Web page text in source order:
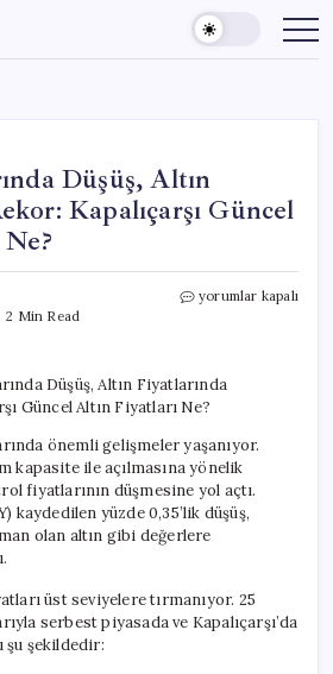
Düşüş, Altın
Kapalıçarşı Güncel
2 Min Read
Petrol
Fiyatlarında
Rekor:
Kapalıçarşı
Altın
Fiyatları
Ne?
için
yorumlar kapalı
önemli gelişmeler yaşanıyor.
kapasite ile açılmasına yönelik
fiyatlarının düşmesine yol açtı.
kaydedilen yüzde 0,35’lik düşüş,
olan altın gibi değerlere
üst seviyelere tırmanıyor. 25
serbest piyasada ve Kapalıçarşı’da
şu şekildedir: